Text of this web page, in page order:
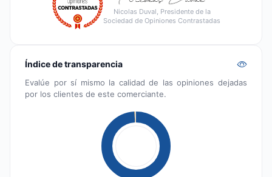
Nicolas Duval, Presidente de la
Sociedad de Opiniones Contrastadas
Índice de transparencia
Evalúe por sí mismo la calidad de las opiniones dejadas
por los clientes de este comerciante.